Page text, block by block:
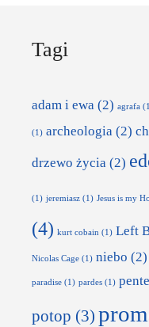
Tagi
adam i ewa (2) agrafa
(1) archeologia (2)
drzewo życia (2)
(1) jeremiasz (1) Jesus is my
(4) kurt cobain (1) Left
Nicolas Cage (1) niebo (2)
paradise (1) pardes (1)
potop (3)